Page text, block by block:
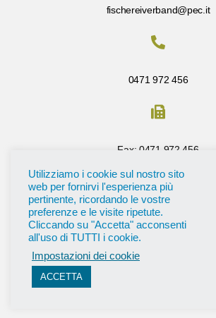
fischereiverband@pec.it
0471 972 456
Fax: 0471 972 456
2026Tutti i diritti riservati All’ Unione
Utilizziamo i cookie sul nostro sito
web per fornirvi l'esperienza più
pertinente, ricordando le vostre
preferenze e le visite ripetute.
Cliccando su "Accetta" acconsenti
all'uso di TUTTI i cookie.
Impostazioni dei cookie
ACCETTA